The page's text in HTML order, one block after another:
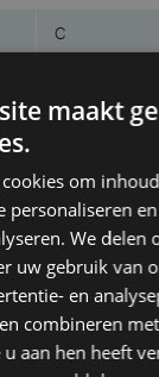
C
9,8 s
201 km/u
maakt
om
personaliseren
We delen
uw gebruik van
en
combineren
aan hen heeft